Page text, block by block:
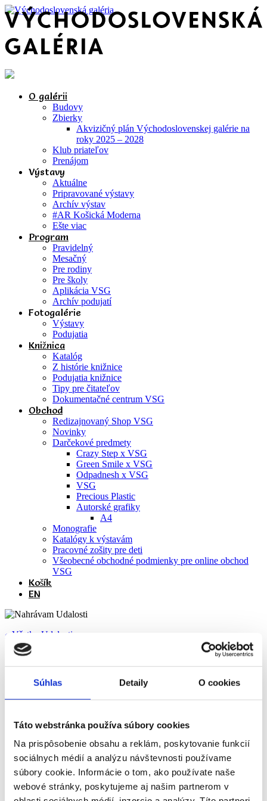
Súhlas Detaily O cookies
Táto webstránka používa súbory cookies
Na prispôsobenie obsahu a reklám, poskytovanie funkcií
sociálnych médií a analýzu návštevnosti používame
súbory cookie. Informácie o tom, ako používate naše
webové stránky, poskytujeme aj našim partnerom v
O galérii
Budovy
Zbierky
Akvizičný plán Východoslovenskej galérie na
roky 2025 – 2028
Klub priateľov
Prenájom
Výstavy
Aktuálne
Pripravované výstavy
Archív výstav
#AR Košická Moderna
Ešte viac
Program
Pravidelný
Mesačný
Pre rodiny
Pre školy
Aplikácia VSG
Archív podujatí
Fotogalérie
Výstavy
Podujatia
Knižnica
Katalóg
Z histórie knižnice
Podujatia knižnice
Tipy pre čitateľov
Dokumentačné centrum VSG
Obchod
Redizajnovaný Shop VSG
Novinky
Darčekové predmety
Crazy Step x VSG
Green Smile x VSG
Odpadnesh x VSG
VSG
Precious Plastic
Autorské grafiky
A4
Monografie
Katalógy k výstavám
Pracovné zošity pre deti
Všeobecné obchodné podmienky pre online obchod
VSG
Košík
EN
« Všetky Udalosti
Táto udalosť už prebehla.
Sprístupnenie výstavy Umením
a slovom / Exhibition Accessing
Through Art and Word
17. decembra 2020 @ 10:00-18:00
2€ - 4€
«Komentovaná prehliadka s kurátorom Miroslavom